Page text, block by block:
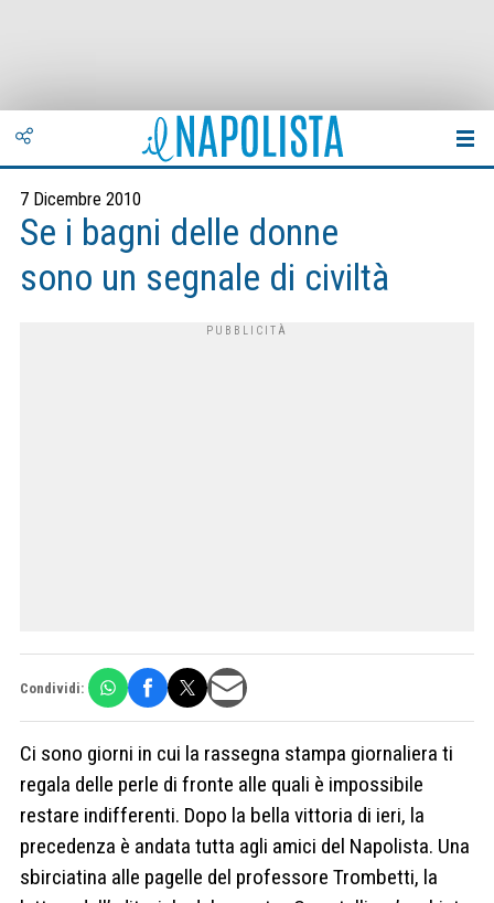
7 Dicembre 2010
Se i bagni delle donne
sono un segnale di civiltà
Condividi:
Ci sono giorni in cui la rassegna stampa giornaliera ti
regala delle perle di fronte alle quali è impossibile
restare indifferenti. Dopo la bella vittoria di ieri, la
precedenza è andata tutta agli amici del Napolista. Una
sbirciatina alle pagelle del professore Trombetti, la